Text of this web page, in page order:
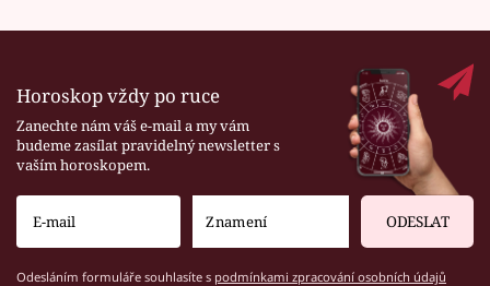
Horoskop vždy po ruce
Zanechte nám váš e-mail a my vám
budeme zasílat pravidelný newsletter s
vaším horoskopem.
ODESLAT
Odesláním formuláře souhlasíte s podmínkami zpracování osobních údajů